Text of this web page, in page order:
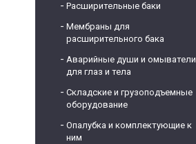
Расширительные баки
Мембраны для
расширительного бака
Аварийные души и омыватели
для глаз и тела
Складские и грузоподъемные
оборудование
Опалубка и комплектующие к
ним